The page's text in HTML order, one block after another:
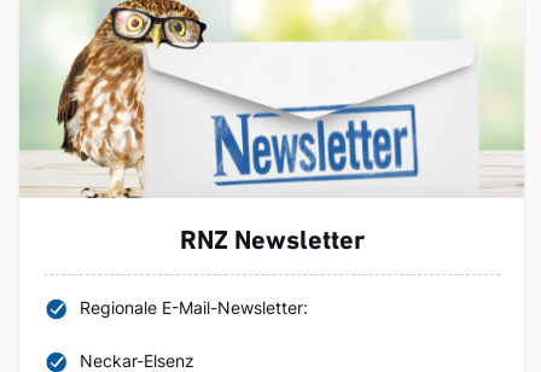
RNZ Newsletter
Regionale E-Mail-Newsletter:
Neckar-Elsenz